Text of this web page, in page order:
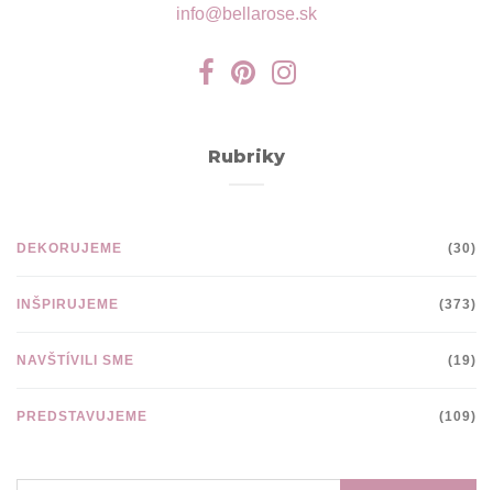
info@bellarose.sk
Rubriky
DEKORUJEME (30)
INŠPIRUJEME (373)
NAVŠTÍVILI SME (19)
PREDSTAVUJEME (109)